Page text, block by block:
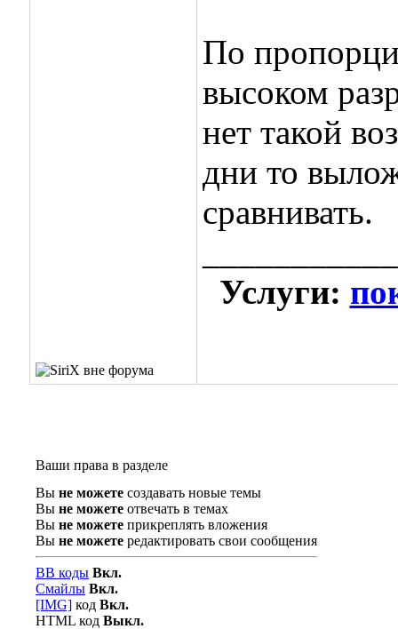
По
высоком
нет такой
дни то
сравнивать.
Услуги:
Ваши права в разделе
Вы не можете создавать новые темы
Вы не можете отвечать в темах
Вы не можете прикреплять вложения
Вы не можете редактировать свои сообщения
BB коды Вкл.
Смайлы Вкл.
[IMG] код Вкл.
HTML код Выкл.